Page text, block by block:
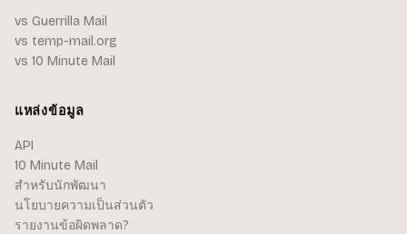
vs Guerrilla Mail
vs temp-mail.org
vs 10 Minute Mail
แหล่งข้อมูล
API
10 Minute Mail
สำหรับนักพัฒนา
นโยบายความเป็นส่วนตัว
รายงานข้อผิดพลาด?